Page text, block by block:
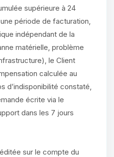
supérieure à 24
période de facturation,
indépendant de la
matérielle, problème
le Client
calculée au
d’indisponibilité constaté,
écrite via le
dans les 7 jours
sur le compte du